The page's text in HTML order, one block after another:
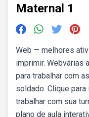
Maternal 1
Web — melhores
imprimir. Webvárias
para trabalhar com
soldado. Clique
trabalhar com sua
plano de aula